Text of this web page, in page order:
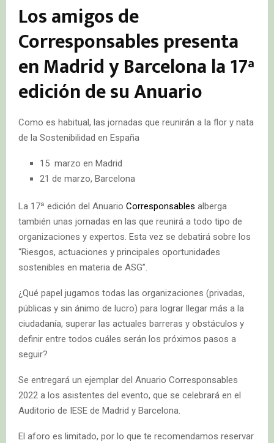
Los amigos de
Corresponsables presenta
en Madrid y Barcelona la 17ª
edición de su Anuario
Como es habitual, las jornadas que reunirán a la flor y nata
de la Sostenibilidad en España
15 marzo en Madrid
21 de marzo, Barcelona
La 17ª edición del Anuario Corresponsables alberga
también unas jornadas en las que reunirá a todo tipo de
organizaciones y expertos. Esta vez se debatirá sobre los
“Riesgos, actuaciones y principales oportunidades
sostenibles en materia de ASG”.
¿Qué papel jugamos todas las organizaciones (privadas,
públicas y sin ánimo de lucro) para lograr llegar más a la
ciudadanía, superar las actuales barreras y obstáculos y
definir entre todos cuáles serán los próximos pasos a
seguir?
Se entregará un ejemplar del Anuario Corresponsables
2022 a los asistentes del evento, que se celebrará en el
Auditorio de IESE de Madrid y Barcelona.
El aforo es limitado, por lo que te recomendamos reservar